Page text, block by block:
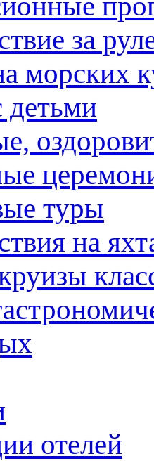
за
морских
туры
на
отелей